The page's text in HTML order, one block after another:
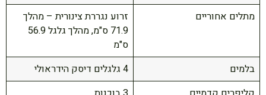
מתלים אחוריים
זרוע נגררת צינורית – מהלך
71.9 ס"מ, מהלך גלגל 56.9
ס"מ
בלמים
4 גלגלים דיסק הידראולי